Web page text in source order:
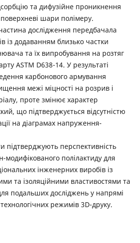
та дифузійне проникнення
шари полімеру.
дослідження передбачала
із додаванням близько частки
та їх випробування на розтяг
ASTM D638-14. У результаті
карбонового армування
межі міцності на розрив і
проте змінює характер
що підтверджується відсутністю
на діаграмах напруження-
підтверджують перспективність
модифікованого полілактиду для
інженерних виробів із
та ізоляційними властивостями та
подальших досліджень у напрямі
технологічних режимів 3D-друку.